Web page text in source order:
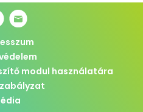
modul használatára